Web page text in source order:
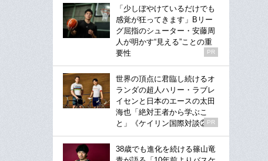
「少しぼやけているだけでも
感覚が狂ってきます」Bリー
グ屈指のシューター・安藤周
人が明かす“見える”ことの重
要性
PR
世界の頂点に君臨し続けるオ
ランダの超人ハリー・ラブレ
イセンと日本のエースの太田
海也「絶対王者から学ぶこ
と」《ケイリン国際対談②》
PR
38歳でも進化を続ける篠山竜